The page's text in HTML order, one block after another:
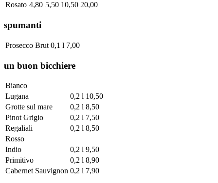
Rosato 4,80 5,50 10,50 20,00
spumanti
Prosecco Brut 0,1 l 7,00
un buon bicchiere
Bianco
Lugana
0,2 l 10,50
Grotte sul mare
0,2 l 8,50
Pinot Grigio
0,2 l 7,50
Regaliali
0,2 l 8,50
Rosso
Indio
0,2 l 9,50
Primitivo
0,2 l 8,90
Cabernet Sauvignon 0,2 l 7,90